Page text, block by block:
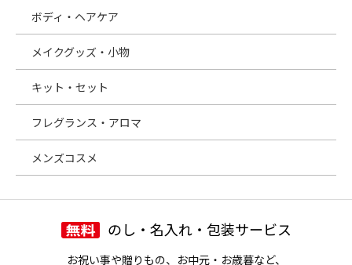
ボディ・ヘアケア
メイクグッズ・小物
キット・セット
フレグランス・アロマ
メンズコスメ
のし・名入れ・包装サービス
お祝い事や贈りもの、お中元・お歳暮など、